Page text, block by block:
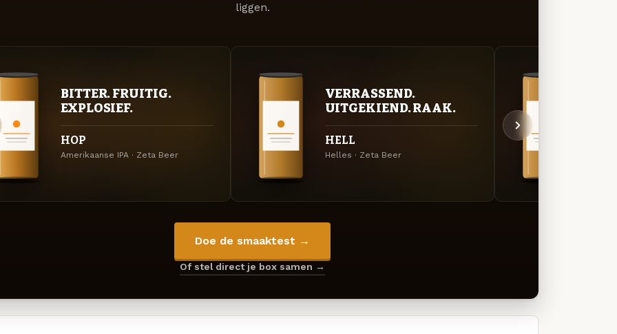
liggen.
BITTER. FRUITIG.
EXPLOSIEF.
HOP
Amerikaanse IPA · Zeta Beer
VERRASSEND.
UITGEKIEND. RAAK.
HELL
Helles · Zeta Beer
Doe de smaaktest →
Of stel direct je box samen →